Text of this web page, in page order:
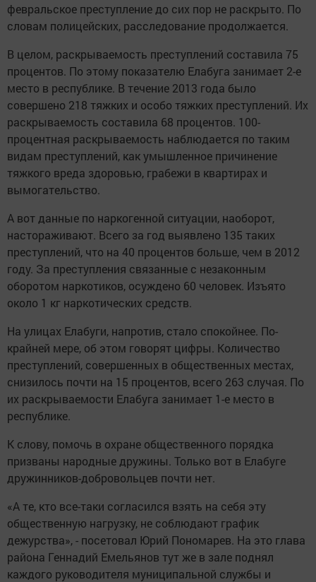
февральское преступление до сих пор не раскрыто. По
словам полицейских, расследование продолжается.
В целом, раскрываемость преступлений составила 75
процентов. По этому показателю Елабуга занимает 2-е
место в республике. В течение 2013 года было
совершено 218 тяжких и особо тяжких преступлений. Их
раскрываемость составила 68 процентов. 100-
процентная раскрываемость наблюдается по таким
видам преступлений, как умышленное причинение
тяжкого вреда здоровью, грабежи в квартирах и
вымогательство.
А вот данные по наркогенной ситуации, наоборот,
настораживают. Всего за год выявлено 135 таких
преступлений, что на 40 процентов больше, чем в 2012
году. За преступления связанные с незаконным
оборотом наркотиков, осуждено 60 человек. Изъято
около 1 кг наркотических средств.
На улицах Елабуги, напротив, стало спокойнее. По-
крайней мере, об этом говорят цифры. Количество
преступлений, совершенных в общественных местах,
снизилось почти на 15 процентов, всего 263 случая. По
их раскрываемости Елабуга занимает 1-е место в
республике.
К слову, помочь в охране общественного порядка
призваны народные дружины. Только вот в Елабуге
дружинников-добровольцев почти нет.
«А те, кто все-таки согласился взять на себя эту
общественную нагрузку, не соблюдают график
дежурства», - посетовал Юрий Пономарев. На это глава
района Геннадий Емельянов тут же в зале поднял
каждого руководителя муниципальной службы и